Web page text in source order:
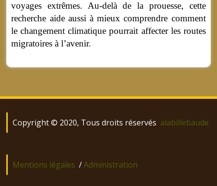
voyages extrêmes. Au-delà de la prouesse, cette
recherche aide aussi à mieux comprendre comment
le changement climatique pourrait affecter les routes
migratoires à l’avenir.
Copyright © 2020, Tous droits réservés alabillebaude
Mentions légales /Administration